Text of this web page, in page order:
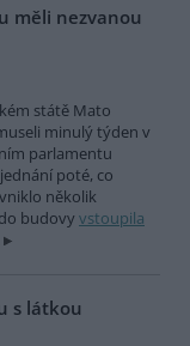
měli nezvanou
státě Mato
minulý týden v
parlamentu
poté, co
několik
budovy vstoupila
s látkou